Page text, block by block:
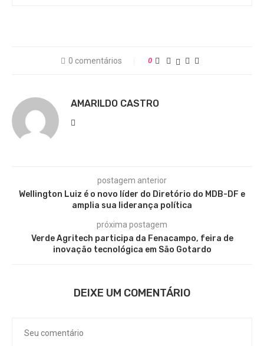
0 comentários 0
AMARILDO CASTRO
postagem anterior
Wellington Luiz é o novo líder do Diretório do MDB-DF e
amplia sua liderança política
próxima postagem
Verde Agritech participa da Fenacampo, feira de
inovação tecnológica em São Gotardo
DEIXE UM COMENTÁRIO